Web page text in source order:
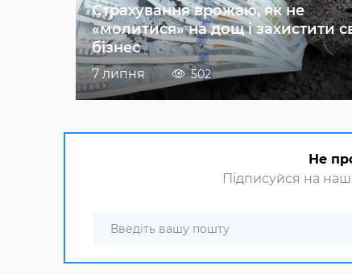
Страхування врожаю, як не
«молитися» на дощ і захистити
бізнес
7 липня 502
Не
Підписуйся на